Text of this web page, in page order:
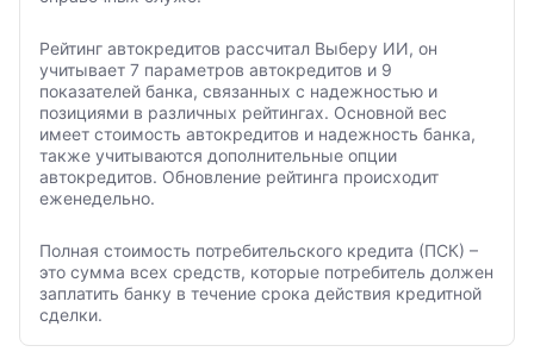
Рейтинг автокредитов рассчитал Выберу ИИ, он
учитывает 7 параметров автокредитов и 9
показателей банка, связанных с надежностью и
позициями в различных рейтингах. Основной вес
имеет стоимость автокредитов и надежность банка,
также учитываются дополнительные опции
автокредитов. Обновление рейтинга происходит
еженедельно.
Полная стоимость потребительского кредита (ПСК) –
это сумма всех средств, которые потребитель должен
заплатить банку в течение срока действия кредитной
сделки.